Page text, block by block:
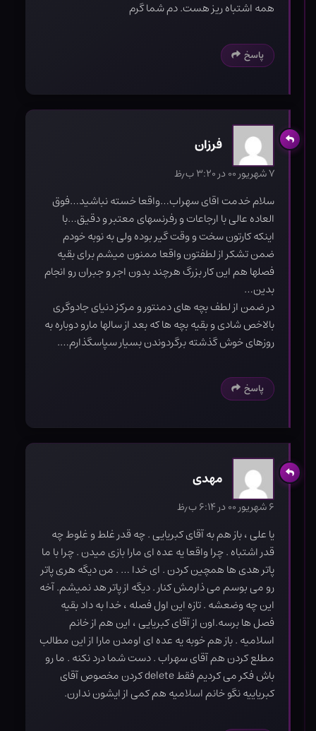
همه اشتباه ریز هست. دم شما گرم
پاسخ
فرزان
۷ شهریور ۰۰ در ۳:۲۰ ب٫ظ
سلام خدمت اقای سهراب…واقعا خسته نباشید…فوق
العاده عالی با ارجاعات و رفرنسهای معتبر و دقیق…با
اینکه کارتون سخت و وقت گیر بوده ولی به نوبه خودم
ضمن تشکر از لطفتون واقعا ممنون میشم برای بقیه
فصلها هم این کار بزرگ هرچند بدون اجر و جبران رو انجام
بدین…
در ضمن از لطف بچه های دمنتور و مرکز دنیای جادوگری
بالاخص شادی و بقیه بچه ها که بعد از سالها مارو دوباره به
روزهای خوش گذشته برگردوندن بسیار سپاسگذارم….
پاسخ
مهدی
۶ شهریور ۰۰ در ۶:۱۴ ب٫ظ
یا علی ، باز هم به آقای کبریایی . چه قدر غلط و غلوط چه
قدر اشتباه . چرا واقعا یه عده ای مارا بازی میدن ‌. چرا با ما
پاتر هدی ها همچین کردن . ای خدا … . من دیگه هری پاتر
رو می بوسم می ذارمش کنار . دیگه از پاتر هد نمیشم. آخه
این چه وضعشه . تازه این اول فصله ، خدا به داد بقیه
فصل ها برسه.اون از آقای کبریایی ، این هم از خانم
اسلامیه . باز هم خوبه یه عده ای اومدن مارا از این مطالب
مطلع کردن هم آقای سهراب . دست شما درد نکنه . ما رو
باش فکر می کردیم فقط delete کردن مخصوص آقای
کبریاییه نگو خانم اسلامیه هم کمی از ایشون ندارن.